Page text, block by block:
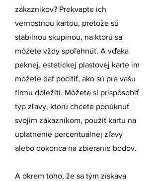
zákazníkov? Prekvapte ich
vernostnou kartou, pretože sú
stabilnou skupinou, na ktorú sa
môžete vždy spoľahnúť. A vďaka
peknej, estetickej plastovej karte im
môžete dať pocítiť, ako sú pre vašu
firmu dôležití. Môžete si prispôsobiť
typ zľavy, ktorú chcete ponúknuť
svojim zákazníkom, použiť kartu na
uplatnenie percentuálnej zľavy
alebo dokonca na zbieranie bodov.
A okrem toho, že sa tým získava